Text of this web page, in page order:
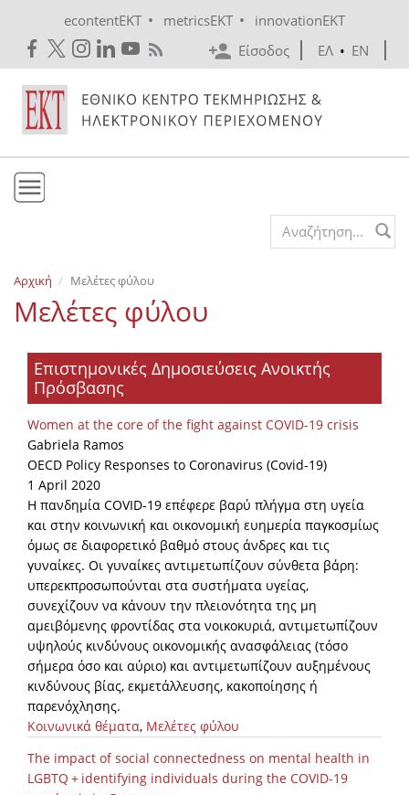
econtentEKT • metricsEKT •
innovationEKT
Είσοδος
ΕΛ • EN
Εκδόσεις
Ενημέρωση
Search form
Αρχική Μελέτες φύλου
Μελέτες φύλου
Επιστημονικές Δημοσιεύσεις Ανοικτής
Πρόσβασης
Women at the core of the fight against COVID-19 crisis
Gabriela Ramos
OECD Policy Responses to Coronavirus (Covid-19)
1 April 2020
Η πανδημία COVID-19 επέφερε βαρύ πλήγμα στη υγεία
και στην κοινωνική και οικονομική ευημερία παγκοσμίως
όμως σε διαφορετικό βαθμό στους άνδρες και τις
γυναίκες. Οι γυναίκες αντιμετωπίζουν σύνθετα βάρη:
υπερεκπροσωπούνται στα συστήματα υγείας,
συνεχίζουν να κάνουν την πλειονότητα της μη
αμειβόμενης φροντίδας στα νοικοκυριά, αντιμετωπίζουν
υψηλούς κινδύνους οικονομικής ανασφάλειας (τόσο
σήμερα όσο και αύριο) και αντιμετωπίζουν αυξημένους
κινδύνους βίας, εκμετάλλευσης, κακοποίησης ή
παρενόχλησης.
Κοινωνικά θέματα, Μελέτες φύλου
The impact of social connectedness on mental health in
LGBTQ + identifying individuals during the COVID-19